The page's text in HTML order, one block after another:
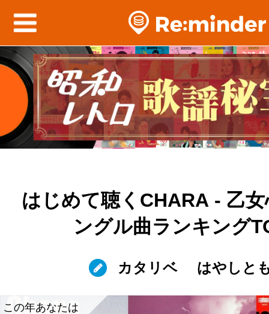
はじめて聴くCHARA - 乙
ングル曲ランキング
カタリベ はやしと
この年あなたは